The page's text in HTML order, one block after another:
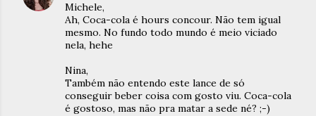
Michele,
Ah, Coca-cola é hours concour. Não tem igual
mesmo. No fundo todo mundo é meio viciado
nela, hehe
Nina,
Também não entendo este lance de só
conseguir beber coisa com gosto viu. Coca-cola
é gostoso, mas não pra matar a sede né? ;-)